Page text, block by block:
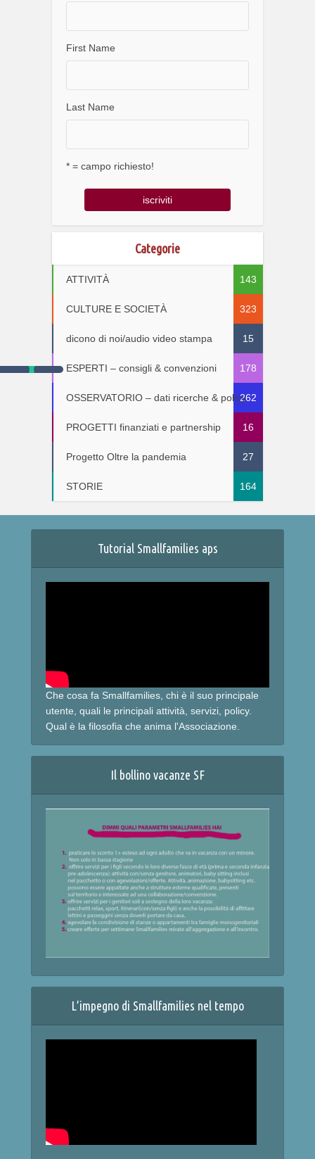
First Name
Last Name
* = campo richiesto!
Categorie
ATTIVITÀ 143
CULTURE E SOCIETÀ 323
dicono di noi/audio video stampa 15
ESPERTI – consigli & convenzioni 178
OSSERVATORIO – dati ricerche & policy262
PROGETTI finanziati e partnership 16
Progetto Oltre la pandemia 27
STORIE 164
Tutorial Smallfamilies aps
Che cosa fa Smallfamilies, chi è il suo principale
utente, quali le principali attività, servizi, policy.
Qual è la filosofia che anima l'Associazione.
Il bollino vacanze SF
L’impegno di Smallfamilies nel tempo